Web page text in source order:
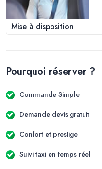
Mise à disposition
Pourquoi réserver ?
Commande Simple
Demande devis gratuit
Confort et prestige
Suivi taxi en temps réel